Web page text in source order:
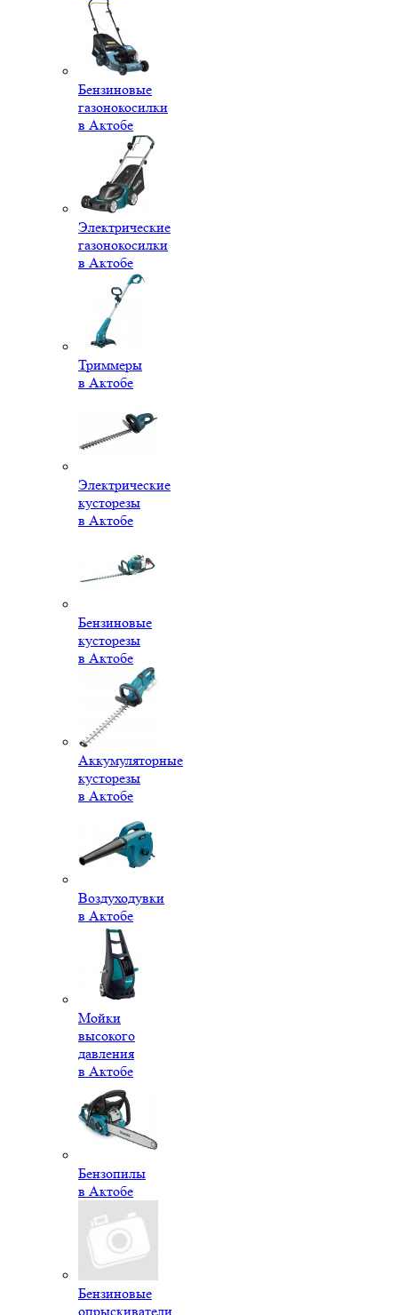
Бензиновые
газонокосилки
в Актобе
Электрические
газонокосилки
в Актобе
Триммеры
в Актобе
Электрические
кусторезы
в Актобе
Бензиновые
кусторезы
в Актобе
Аккумуляторные
кусторезы
в Актобе
Воздуходувки
в Актобе
Мойки
высокого
давления
в Актобе
Бензопилы
в Актобе
Бензиновые
опрыскиватели